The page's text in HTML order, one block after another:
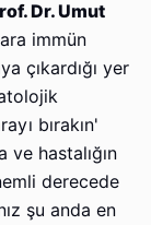
Dr. Umut
immün
çıkardığı yer
bırakın'
hastalığın
derecede
şu anda en